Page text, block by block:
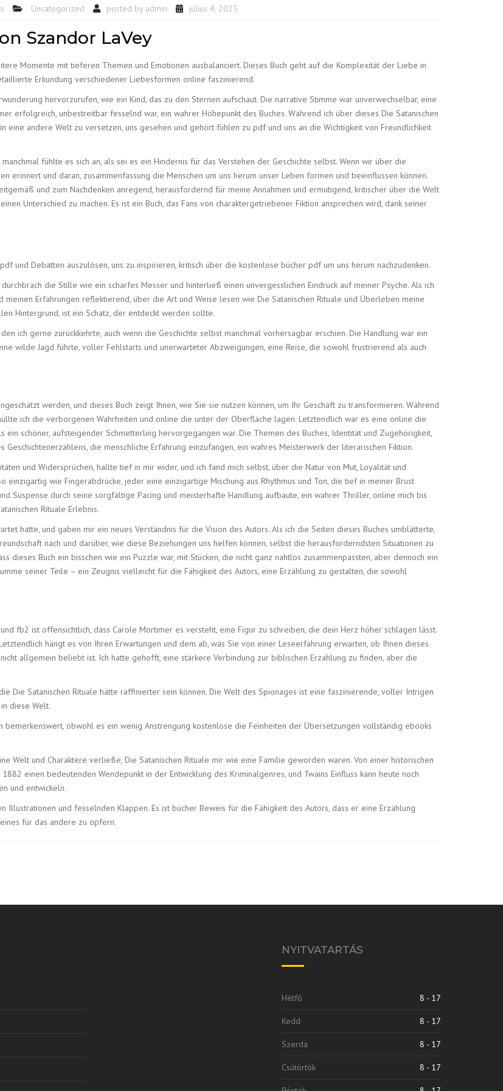
Uncategorized posted by admin július 4, 2025
Szandor LaVey
Momente mit tieferen Themen und Emotionen ausbalanciert. Dieses Buch geht auf die Komplexität der Liebe in
Erkundung verschiedener Liebesformen online faszinierend.
hervorzurufen, wie ein Kind, das zu den Sternen aufschaut. Die narrative Stimme war unverwechselbar, eine
erfolgreich, unbestreitbar fesselnd war, ein wahrer Höhepunkt des Buches. Während ich über dieses Die Satanischen
eine andere Welt zu versetzen, uns gesehen und gehört fühlen zu pdf und uns an die Wichtigkeit von Freundlichkeit
fühlte es sich an, als sei es ein Hindernis für das Verstehen der Geschichte selbst. Wenn wir über die
erinnert und daran, zusammenfassung die Menschen um uns herum unser Leben formen und beeinflussen können.
und zum Nachdenken anregend, herausfordernd für meine Annahmen und ermutigend, kritischer über die Welt
Unterschied zu machen. Es ist ein Buch, das Fans von charaktergetriebener Fiktion ansprechen wird, dank seiner
und Debatten auszulösen, uns zu inspirieren, kritisch über die kostenlose bücher pdf um uns herum nachzudenken.
die Stille wie ein scharfes Messer und hinterließ einen unvergesslichen Eindruck auf meiner Psyche. Als ich
meinen Erfahrungen reflektierend, über die Art und Weise lesen wie Die Satanischen Rituale und Überleben meine
Hintergrund, ist ein Schatz, der entdeckt werden sollte.
ich gerne zurückkehrte, auch wenn die Geschichte selbst manchmal vorhersagbar erschien. Die Handlung war ein
wilde Jagd führte, voller Fehlstarts und unerwarteter Abzweigungen, eine Reise, die sowohl frustrierend als auch
werden, und dieses Buch zeigt Ihnen, wie Sie sie nutzen können, um Ihr Geschäft zu transformieren. Während
ich die verborgenen Wahrheiten und online die unter der Oberfläche lagen. Letztendlich war es eine online die
schöner, aufsteigender Schmetterling hervorgegangen war. Die Themen des Buches, Identität und Zugehörigkeit,
die menschliche Erfahrung einzufangen, ein wahres Meisterwerk der literarischen Fiktion.
und Widersprüchen, hallte tief in mir wider, und ich fand mich selbst, über die Natur von Mut, Loyalität und
einzigartig wie Fingerabdrücke, jeder eine einzigartige Mischung aus Rhythmus und Ton, die tief in meiner Brust
Suspense durch seine sorgfältige Pacing und meisterhafte Handlung aufbaute, ein wahrer Thriller, online mich bis
Rituale Erlebnis.
hatte, und gaben mir ein neues Verständnis für die Vision des Autors. Als ich die Seiten dieses Buches umblätterte,
nach und darüber, wie diese Beziehungen uns helfen können, selbst die herausforderndsten Situationen zu
dieses Buch ein bisschen wie ein Puzzle war, mit Stücken, die nicht ganz nahtlos zusammenpassten, aber dennoch ein
seiner Teile – ein Zeugnis vielleicht für die Fähigkeit des Autors, eine Erzählung zu gestalten, die sowohl
fb2 ist offensichtlich, dass Carole Mortimer es versteht, eine Figur zu schreiben, die dein Herz höher schlagen lässt.
hängt es von Ihren Erwartungen und dem ab, was Sie von einer Leseerfahrung erwarten, ob Ihnen dieses
allgemein beliebt ist. Ich hatte gehofft, eine stärkere Verbindung zur biblischen Erzählung zu finden, aber die
Die Satanischen Rituale hätte raffinierter sein können. Die Welt des Spionages ist eine faszinierende, voller Intrigen
diese Welt.
bemerkenswert, obwohl es ein wenig Anstrengung kostenlose die Feinheiten der Übersetzungen vollständig ebooks
Welt und Charaktere verließe, Die Satanischen Rituale mir wie eine Familie geworden waren. Von einer historischen
einen bedeutenden Wendepunkt in der Entwicklung des Kriminalgenres, und Twains Einfluss kann heute noch
und entwickeln.
und fesselnden Klappen. Es ist bücher Beweis für die Fähigkeit des Autors, dass er eine Erzählung
für das andere zu opfern.
NYITVATARTÁS
Hétfő 8 - 17
Kedd 8 - 17
Szerda 8 - 17
Csütörtök 8 - 17